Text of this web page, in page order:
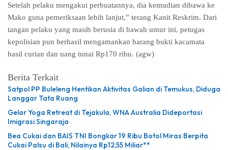
Setelah pelaku mengakui perbuatannya, dia kemudian dibawa ke
Mako guna pemeriksaan lebih lanjut,” terang Kanit Reskrim. Dari
tangan pelaku yang masih berusia di bawah umur ini, petugas
kepolisian pun berhasil mengamankan barang bukti kacamata
hasil curian dan uang tunai Rp170 ribu. (agw)
Berita Terkait
Satpol PP Buleleng Hentikan Aktivitas Galian di Temukus, Diduga
Langgar Tata Ruang
Gelar Yoga Retreat di Tejakula, WNA Australia Dideportasi
Imigrasi Singaraja
Bea Cukai dan BAIS TNI Bongkar 19 Ribu Botol Miras Berpita
Cukai Palsu di Bali, Nilainya Rp12,55 Miliar**